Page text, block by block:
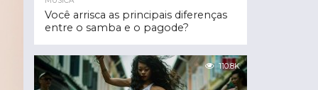
Você arrisca as principais diferenças
entre o samba e o pagode?
110.8K